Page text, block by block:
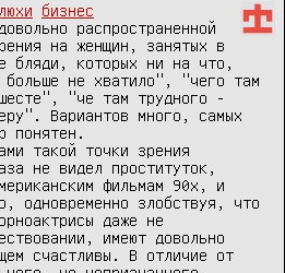
бизнес
распространенной
на женщин, занятых в
бляди, которых ни на что,
больше не хватило", "чего там
"че там трудного -
Вариантов много, самых
понятен.
такой точки зрения
не видел проституток,
фильмам 90х, и
одновременно злобствуя, что
даже не
имеют довольно
счастливы. В отличие от